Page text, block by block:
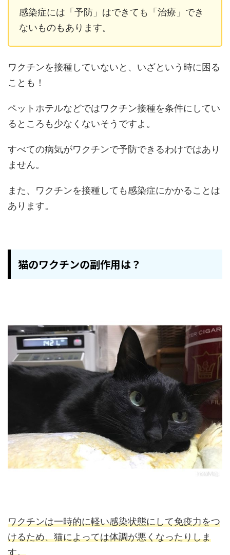
感染症には「予防」はできても「治療」でき
ないものもあります。
ワクチンを接種していないと、いざという時に困る
ことも！
ペットホテルなどではワクチン接種を条件にしてい
るところも少なくないそうですよ。
すべての病気がワクチンで予防できるわけではあり
ません。
また、ワクチンを接種しても感染症にかかることは
あります。
猫のワクチンの副作用は？
ワクチンは一時的に軽い感染状態にして免疫力をつ
けるため、猫によっては体調が悪くなったりしま
す。